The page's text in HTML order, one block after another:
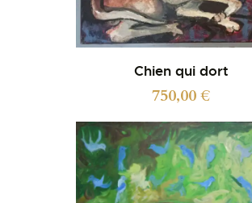
Chien qui dort
750,00€